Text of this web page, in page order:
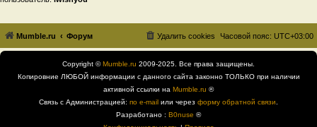
Mumble.ru Форум Часовой пояс: UTC+03:00
Удалить cookies
Copyright ©Mumble.ru 2009-2025. Все права защищены.
Копировние ЛЮБОЙ информации с данного сайта законно ТОЛЬКО при наличии
активной ссылки на Mumble.ru ®
Связь с Администрацией: по e-mail или через форму обратной связи
Разработано : B0nuse ®